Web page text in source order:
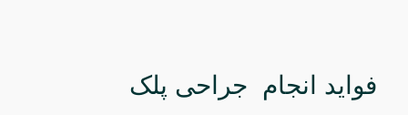
فواید انجام جراحی پلک